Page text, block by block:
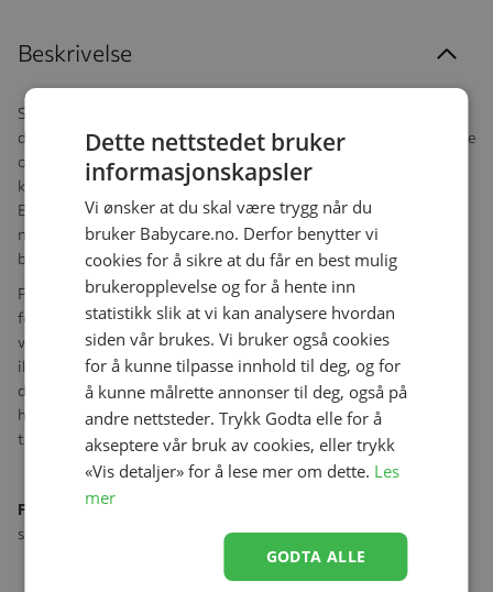
Beskrivelse
Sammenleggbart badekar som passer fra 0-4 år. Plassbesparende
design som gjør det enkelt å lagre og praktisk å bruke både hjemme
og på reise. Anti-skli bunn og proppen i bunnen gjør at badekaret
kan tømmes uten å snu det. Spedbarnsstøtten til Stokke® Flexi
Bath™ gir ekstra støtte, trygghet og komfort i badekaret for den
nyfødte. Setet er ergonomisk utformet for å gi mild støtte til
babyen, slik at den kan plaske og sparke ifra seg.
Proppen er nå varmefølsom, proppen skifter farge når vannet blir
for varmt, og gir dermed foreldre en visuell pekepinn på at
vanntemperaturen må kontrolleres. Vennligst merk at proppen
ikke er et termometer og vanntemperaturen må alltid
dobbeltsjekkes med hånden slik at du forsikrer deg om at det
holder rett temperatur for barnets komfort og sikkerhet. Er du i
tvil bør anbefaler vi bruk av termometer for en nøyaktig måling.
Følgende er inkludert:
support.
Dette nettstedet bruker
informasjonskapsler
Vi ønsker at du skal være trygg når du
bruker Babycare.no. Derfor benytter vi
cookies for å sikre at du får en best mulig
brukeropplevelse og for å hente inn
statistikk slik at vi kan analysere hvordan
siden vår brukes. Vi bruker også cookies
for å kunne tilpasse innhold til deg, og for
å kunne målrette annonser til deg, også på
andre nettsteder. Trykk Godta elle for å
akseptere vår bruk av cookies, eller trykk
«Vis detaljer» for å lese mer om dette. Les
mer
GODTA ALLE